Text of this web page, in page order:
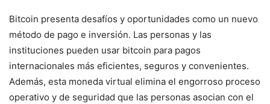
Bitcoin presenta desafíos y oportunidades como un nuevo
método de pago e inversión. Las personas y las
instituciones pueden usar bitcoin para pagos
internacionales más eficientes, seguros y convenientes.
Además, esta moneda virtual elimina el engorroso proceso
operativo y de seguridad que las personas asocian con el